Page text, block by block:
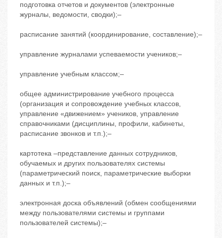
подготовка отчетов и документов (электронные
журналы, ведомости, сводки);‒
расписание занятий (координирование, составление);‒
управление журналами успеваемости учеников;‒
управление учебным классом;‒
общее администрирование учебного процесса
(организация и сопровождение учебных классов,
управление «движением» учеников, управление
справочниками (дисциплины, профили, кабинеты,
расписание звонков и т.п.);‒
картотека –представление данных сотрудников,
обучаемых и других пользователях системы
(параметрический поиск, параметрические выборки
данных и т.п.);‒
электронная доска объявлений (обмен сообщениями
между пользователями системы и группами
пользователей системы);‒